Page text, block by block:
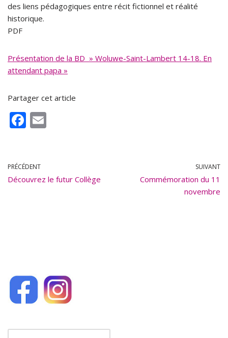
des liens pédagogiques entre récit fictionnel et réalité
historique.
PDF
Présentation de la BD » Woluwe-Saint-Lambert 14-18. En
attendant papa »
Partager cet article
F
b
o
PRÉCÉDENT
Découvrez le futur Collège
SUIVANT
Commémoration du 11
novembre